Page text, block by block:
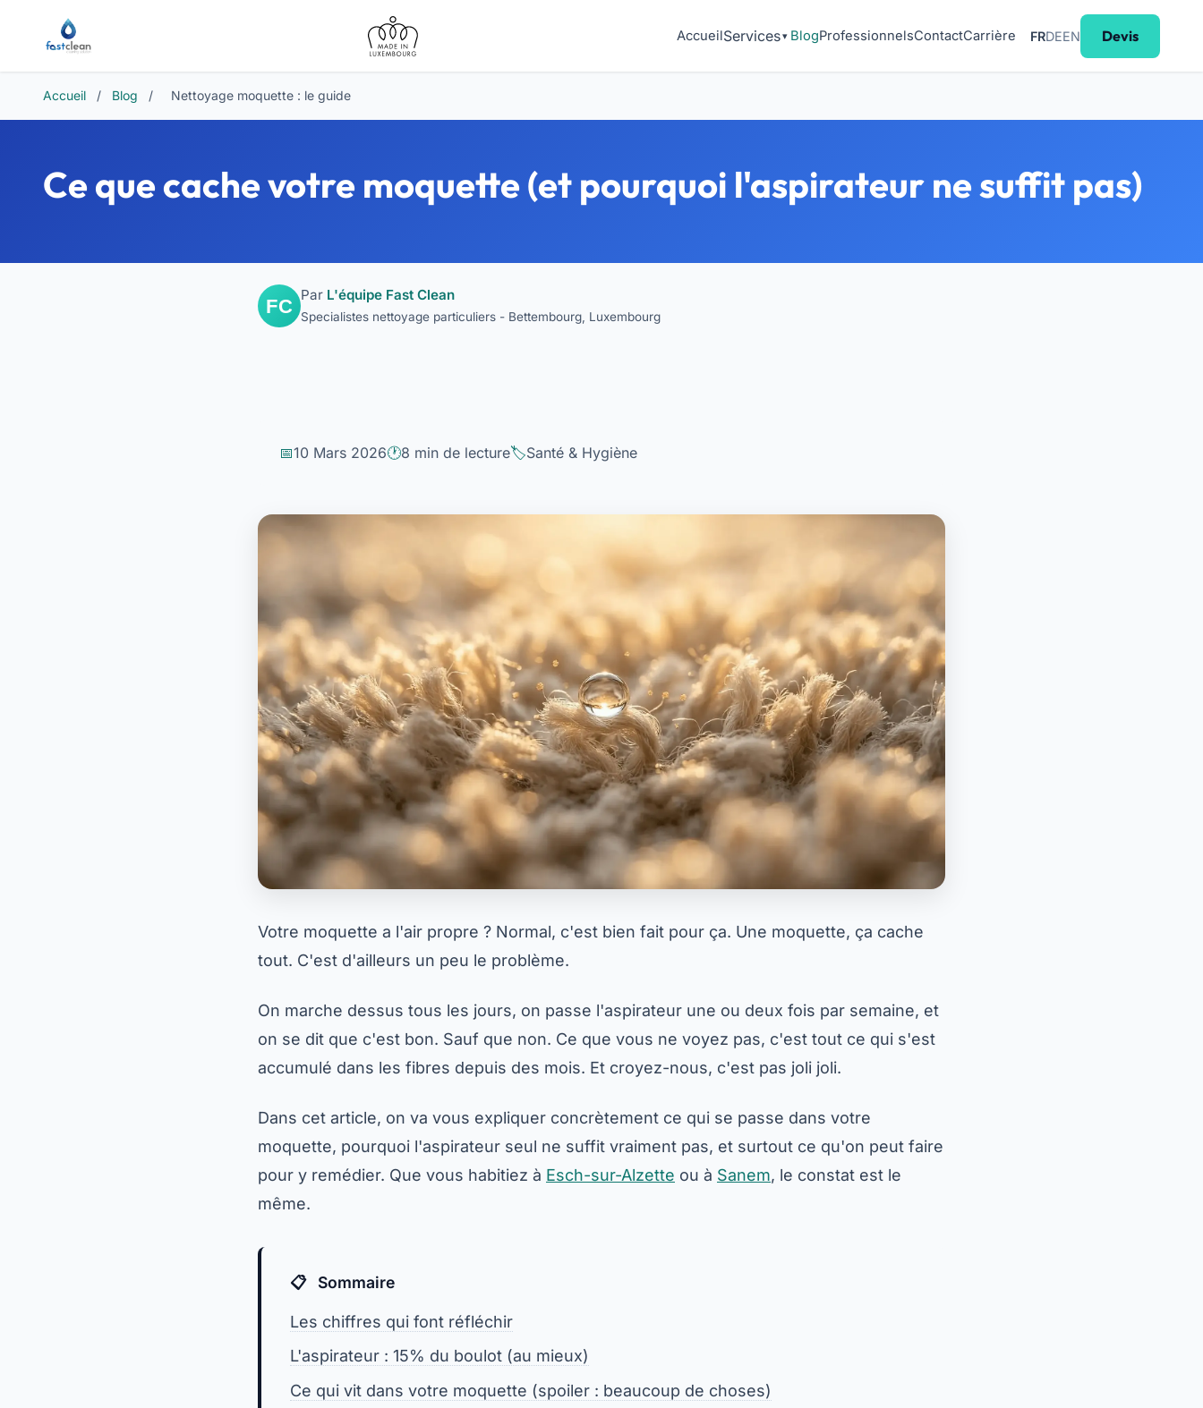
AccueilServices BlogProfessionnelsContactCarrière FRDEEN Devis
Accueil / Blog / Nettoyage moquette : le guide
Ce que cache votre moquette (et pourquoi l'aspirateur ne suffit pas)
Par L'équipe Fast Clean
Specialistes nettoyage particuliers - Bettembourg, Luxembourg
10 Mars 2026 8 min de lecture Santé & Hygiène
Votre moquette a l'air propre ? Normal, c'est bien fait pour ça. Une moquette, ça cache
tout. C'est d'ailleurs un peu le problème.
On marche dessus tous les jours, on passe l'aspirateur une ou deux fois par semaine, et
on se dit que c'est bon. Sauf que non. Ce que vous ne voyez pas, c'est tout ce qui s'est
accumulé dans les fibres depuis des mois. Et croyez-nous, c'est pas joli joli.
Dans cet article, on va vous expliquer concrètement ce qui se passe dans votre
moquette, pourquoi l'aspirateur seul ne suffit vraiment pas, et surtout ce qu'on peut faire
pour y remédier. Que vous habitiez à Esch-sur-Alzette ou à Sanem, le constat est le
même.
Sommaire
Les chiffres qui font réfléchir
L'aspirateur : 15% du boulot (au mieux)
Ce qui vit dans votre moquette (spoiler : beaucoup de choses)